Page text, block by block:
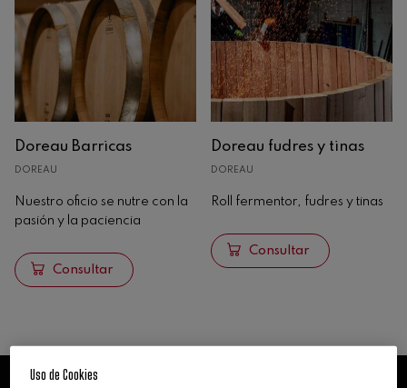
Doreau Barricas
DOREAU
Nuestro oficio se nutre con la
pasión y la paciencia
Consultar
Doreau fudres y tinas
DOREAU
Roll fermentor, fudres y tinas
Consultar
Enológicos
Roble
Duelas
Barricas y grandes contenedores
Seguin Moreau
Análisis
Maquinaria
Uso de Cookies